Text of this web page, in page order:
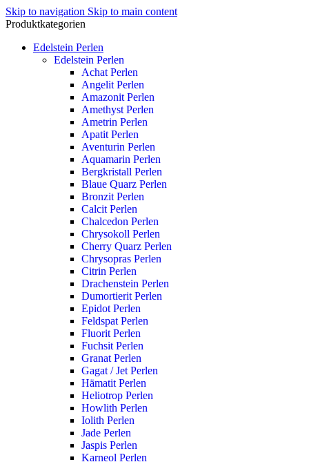
Skip to navigation Skip to main content
Produktkategorien
Edelstein Perlen
Edelstein Perlen
Achat Perlen
Angelit Perlen
Amazonit Perlen
Amethyst Perlen
Ametrin Perlen
Apatit Perlen
Aventurin Perlen
Aquamarin Perlen
Bergkristall Perlen
Blaue Quarz Perlen
Bronzit Perlen
Calcit Perlen
Chalcedon Perlen
Chrysokoll Perlen
Cherry Quarz Perlen
Chrysopras Perlen
Citrin Perlen
Drachenstein Perlen
Dumortierit Perlen
Epidot Perlen
Feldspat Perlen
Fluorit Perlen
Fuchsit Perlen
Granat Perlen
Gagat / Jet Perlen
Hämatit Perlen
Heliotrop Perlen
Howlith Perlen
Iolith Perlen
Jade Perlen
Jaspis Perlen
Karneol Perlen